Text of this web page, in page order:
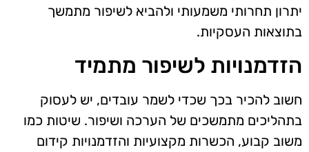
יתרון תחרותי משמעותי ולהביא לשיפור מתמשך
בתוצאות העסקיות.
הזדמנויות לשיפור מתמיד
חשוב להכיר בכך שכדי לשמר עובדים, יש לעסוק
בתהליכים מתמשכים של הערכה ושיפור. שיטות כמו
משוב קבוע, הכשרות מקצועיות והזדמנויות קידום